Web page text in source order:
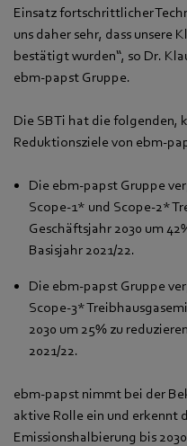
Einsatz fortschrittlicher
uns daher sehr, dass unsere
bestätigt wurden“, so Dr.
ebm‑papst Gruppe.
Die SBTi hat die folgenden,
Reduktionsziele von
Die ebm‑papst Gruppe
Scope-1* und Scope-2*
Geschäftsjahr 2030 um
Basisjahr 2021/22.
Die ebm‑papst Gruppe
Scope-3*
2030 um 25% zu
2021/22.
ebm‑papst nimmt bei der
aktive Rolle ein und erkennt
Emissionshalbierung bis